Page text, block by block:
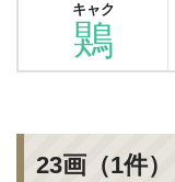
鶪
キャク
23画（1件）